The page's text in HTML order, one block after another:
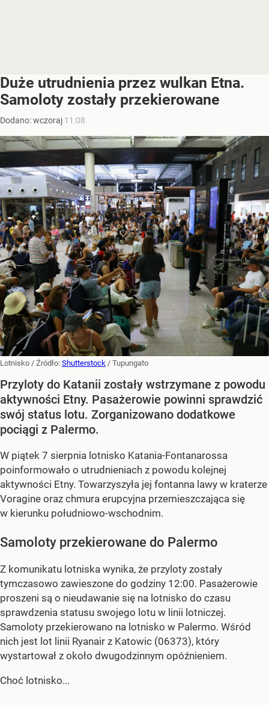
Duże utrudnienia przez wulkan Etna.
Samoloty zostały przekierowane
Dodano:wczoraj 11:08
Lotnisko / Źródło: Shutterstock / Tupungato
Przyloty do Katanii zostały wstrzymane z powodu
aktywności Etny. Pasażerowie powinni sprawdzić
swój status lotu. Zorganizowano dodatkowe
pociągi z Palermo.
W piątek 7 sierpnia lotnisko Katania-Fontanarossa
poinformowało o utrudnieniach z powodu kolejnej
aktywności Etny. Towarzyszyła jej fontanna lawy w kraterze
Voragine oraz chmura erupcyjna przemieszczająca się
w kierunku południowo-wschodnim.
Samoloty przekierowane do Palermo
Z komunikatu lotniska wynika, że przyloty zostały
tymczasowo zawieszone do godziny 12:00. Pasażerowie
proszeni są o nieudawanie się na lotnisko do czasu
sprawdzenia statusu swojego lotu w linii lotniczej.
Samoloty przekierowano na lotnisko w Palermo. Wśród
nich jest lot linii Ryanair z Katowic (06373), który
wystartował z około dwugodzinnym opóźnieniem.
Choć lotnisko...